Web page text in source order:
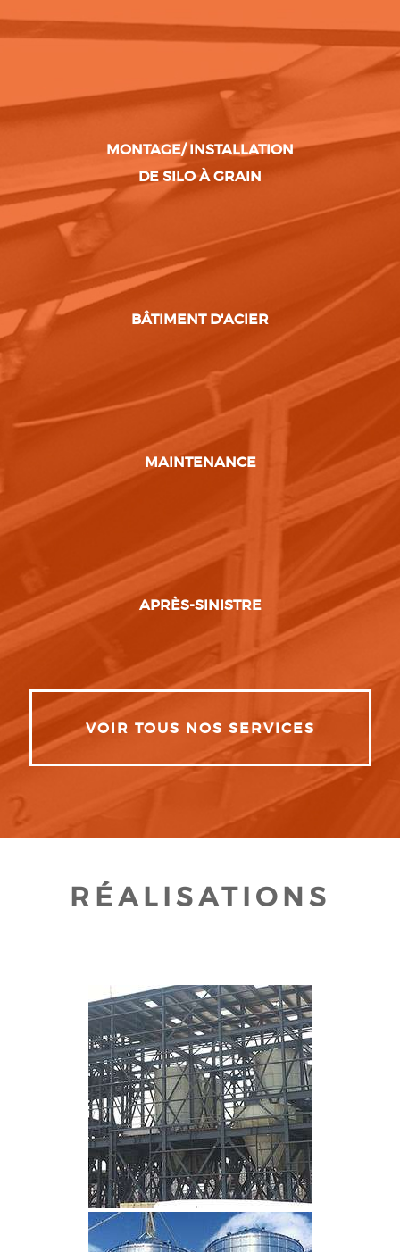
MONTAGE/ INSTALLATION
DE SILO À GRAIN
BÂTIMENT D'ACIER
MAINTENANCE
APRÈS-SINISTRE
VOIR TOUS NOS SERVICES
RÉALISATIONS
CLIQUEZ POUR AGRANDIR